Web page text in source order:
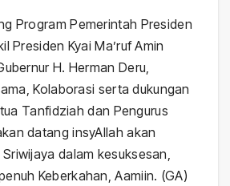
Program Pemerintah Presiden
Presiden Kyai Ma’ruf Amin
H. Herman Deru,
Kolaborasi serta dukungan
Tanfidziah dan Pengurus
datang insyAllah akan
dalam kesuksesan,
Keberkahan, Aamiin. (GA)